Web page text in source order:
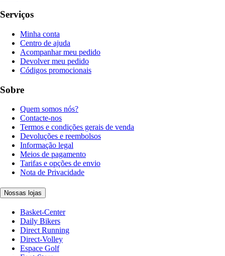
Serviços
Minha conta
Centro de ajuda
Acompanhar meu pedido
Devolver meu pedido
Códigos promocionais
Sobre
Quem somos nós?
Contacte-nos
Termos e condições gerais de venda
Devoluções e reembolsos
Informação legal
Meios de pagamento
Tarifas e opções de envio
Nota de Privacidade
Nossas lojas
Basket-Center
Daily Bikers
Direct Running
Direct-Volley
Espace Golf